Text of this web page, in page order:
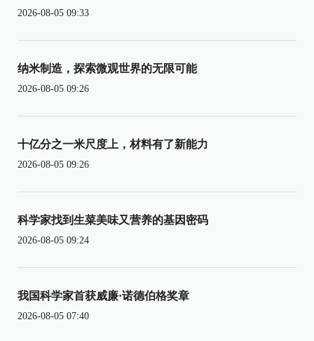
2026-08-05 09:33
纳米制造，探索微观世界的无限可能
2026-08-05 09:26
十亿分之一米尺度上，材料有了新能力
2026-08-05 09:26
科学家找到生菜美味又营养的基因密码
2026-08-05 09:24
我国科学家首获威廉·诺德伯格奖章
2026-08-05 07:40